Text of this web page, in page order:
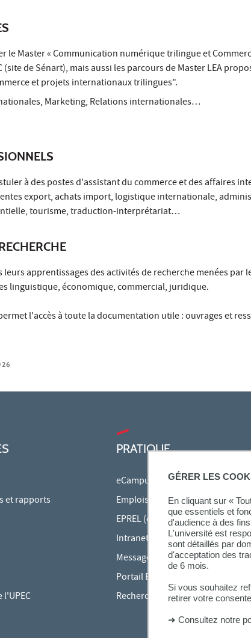
GÉRER LES
En cliquant sur «
que essentiels et
d'audience à des
L'université est
sont détaillés par
d'acceptation des
de 6 mois.
Si vous souhaitez
retirer votre
➜ Consultez notre
le Master « Communication numérique trilingue et
(site de Sénart), mais aussi les parcours de Master LEA
et projets internationaux trilingues".
Marketing, Relations internationales…
à des postes d'assistant du commerce et des affaires
export, achats import, logistique internationale,
tourisme, traduction-interprétariat…
apprentissages des activités de recherche menées par
linguistique, économique, commercial, juridique.
l'accès à toute la documentation utile : ouvrages et
et rapports
PRATIQUE
eCampus
Emplois du temps en ligne
EPREL (cours en ligne)
Intranet des personnels
Messagerie étudiante
Portail Bu Athéna
Rechercher une formation